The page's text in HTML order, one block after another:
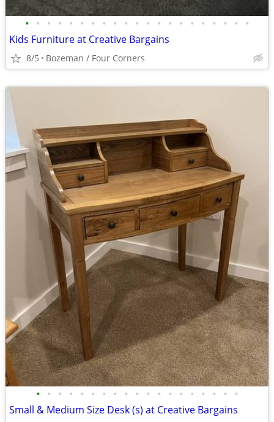
• • • • • • • • • • • • • • • • • • • • •
Kids Furniture at Creative Bargains
8/5 Bozeman / Four Corners
• • • • • • • • • • • • • • • • • • •
Small & Medium Size Desk (s) at Creative Bargains